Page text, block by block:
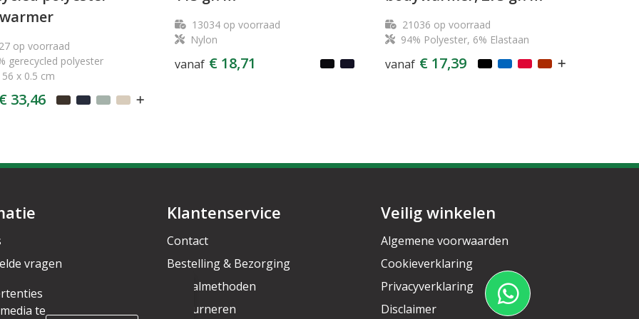
op voorraad
gerecycled polyester
x 0.5 cm
€ 33,46
13034 op voorraad
Nylon
vanaf € 18,71
21036 op voorraad
94% Polyester, 6% Elastaan
vanaf € 17,39
vragen
Klantenservice
Contact
Bestelling & Bezorging
Betaalmethoden
Retourneren
Veilig winkelen
Algemene voorwaarden
Cookieverklaring
Privacyverklaring
Disclaimer
te